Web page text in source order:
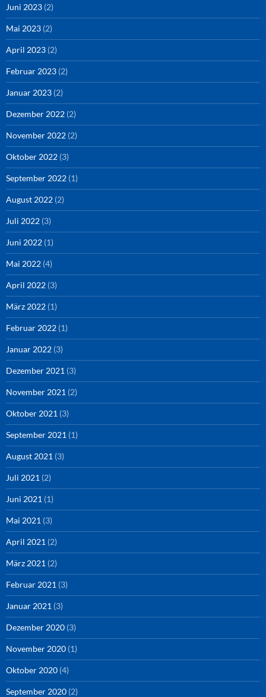
Juni 2023 (2)
Mai 2023 (2)
April 2023 (2)
Februar 2023 (2)
Januar 2023 (2)
Dezember 2022 (2)
November 2022 (2)
Oktober 2022 (3)
September 2022 (1)
August 2022 (2)
Juli 2022 (3)
Juni 2022 (1)
Mai 2022 (4)
April 2022 (3)
März 2022 (1)
Februar 2022 (1)
Januar 2022 (3)
Dezember 2021 (3)
November 2021 (2)
Oktober 2021 (3)
September 2021 (1)
August 2021 (3)
Juli 2021 (2)
Juni 2021 (1)
Mai 2021 (3)
April 2021 (2)
März 2021 (2)
Februar 2021 (3)
Januar 2021 (3)
Dezember 2020 (3)
November 2020 (1)
Oktober 2020 (4)
September 2020 (2)